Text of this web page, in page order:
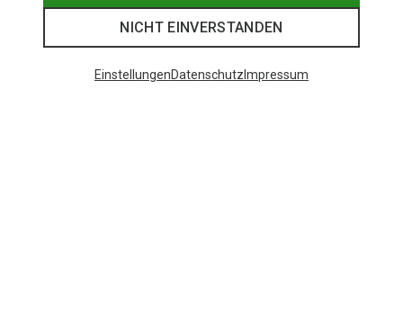
NICHT EINVERSTANDEN
EinstellungenDatenschutz Impressum